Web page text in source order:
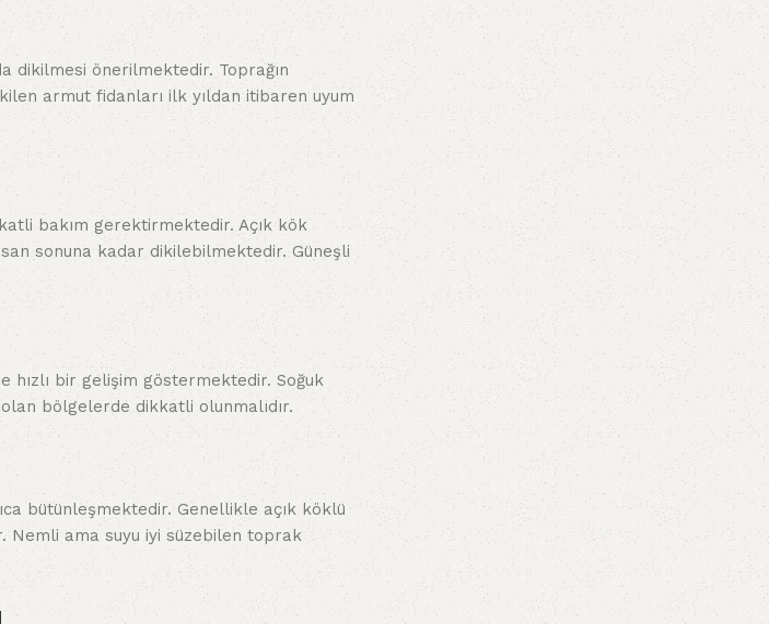
dikilmesi önerilmektedir. Toprağın
armut fidanları ilk yıldan itibaren uyum
bakım gerektirmektedir. Açık kök
sonuna kadar dikilebilmektedir. Güneşli
hızlı bir gelişim göstermektedir. Soğuk
bölgelerde dikkatli olunmalıdır.
bütünleşmektedir. Genellikle açık köklü
Nemli ama suyu iyi süzebilen toprak